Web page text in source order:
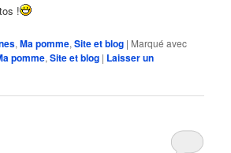
!
,Ma pomme,Site et blog | Marqué avec
pomme,Site et blog | Laisser un